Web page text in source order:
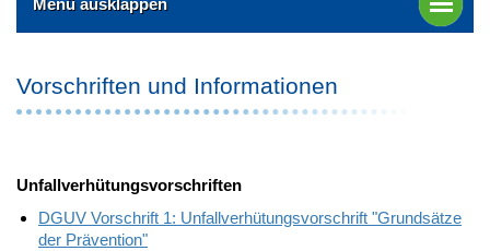
Vorschriften und Informationen
Unfallverhütungsvorschriften
DGUV Vorschrift 1: Unfallverhütungsvorschrift "Grundsätze
der Prävention"